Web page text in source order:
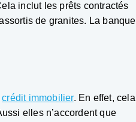
inclut les prêts contractés
de granites. La banque
crédit immobilier. En effet, cela
elles n’accordent que